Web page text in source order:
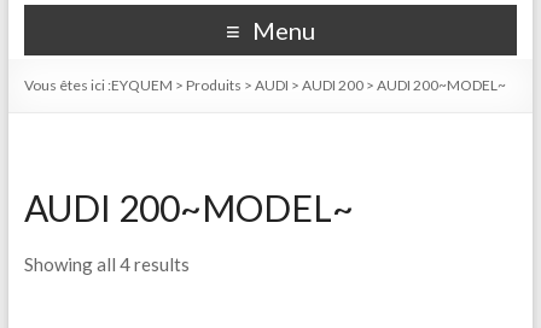
Menu
Vous êtes ici :EYQUEM > Produits > AUDI > AUDI 200> AUDI 200~MODEL~
AUDI 200~MODEL~
Showing all 4 results